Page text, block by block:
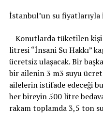
İstanbul’un su
– Konutlarda tüketilen kişi
litresi “İnsani Su Hakkı”
ücretsiz ulaşacak. Bir
bir ailenin 3 m3 suyu
ailelerin istifade edeceği
her bireyin 500 litre
rakam toplamda 3,5 ton